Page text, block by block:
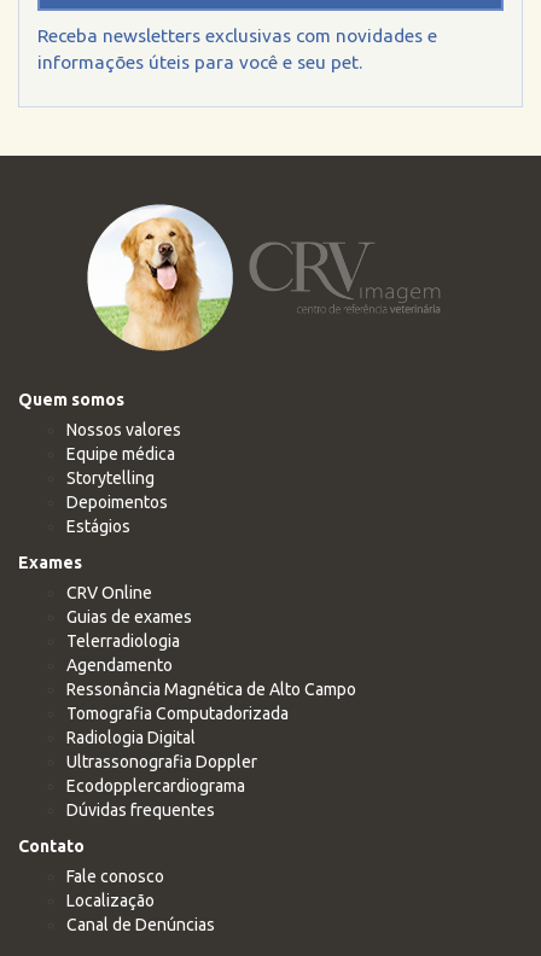
Receba newsletters exclusivas com novidades e
informações úteis para você e seu pet.
Quem somos
Nossos valores
Equipe médica
Storytelling
Depoimentos
Estágios
Exames
CRV Online
Guias de exames
Telerradiologia
Agendamento
Ressonância Magnética de Alto Campo
Tomografia Computadorizada
Radiologia Digital
Ultrassonografia Doppler
Ecodopplercardiograma
Dúvidas frequentes
Contato
Fale conosco
Localização
Canal de Denúncias